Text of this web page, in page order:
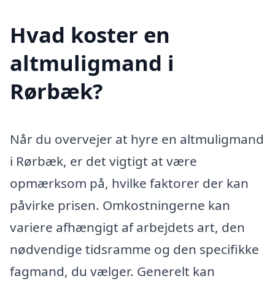
Hvad koster en
altmuligmand i
Rørbæk?
Når du overvejer at hyre en altmuligmand
i Rørbæk, er det vigtigt at være
opmærksom på, hvilke faktorer der kan
påvirke prisen. Omkostningerne kan
variere afhængigt af arbejdets art, den
nødvendige tidsramme og den specifikke
fagmand, du vælger. Generelt kan